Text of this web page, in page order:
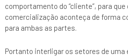
comportamento do “cliente”, para que
comercialização aconteça de forma
para ambas as partes.
Portanto interligar os setores de